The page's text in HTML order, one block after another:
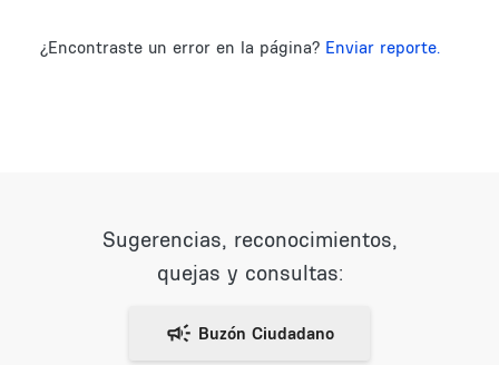
¿Encontraste un error en la página? Enviar reporte.
Sugerencias, reconocimientos,
quejas y consultas: